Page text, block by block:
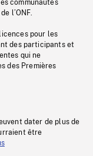
communautés
l’ONF.
pour les
des participants et
qui ne
des Premières
dater de plus de
être